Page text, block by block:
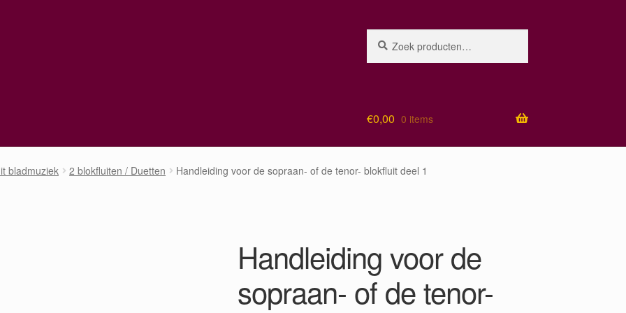
naar:
€0,00 0 items
bladmuziek 2 blokfluiten / Duetten Handleiding voor de sopraan- of de tenor- blokfluit deel 1
Handleiding voor de
sopraan- of de tenor-